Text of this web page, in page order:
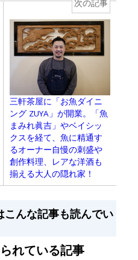
次の記事
三軒茶屋に「お魚ダイニ
ング ZUYA」が開業。「魚
まみれ眞吉」やベイシッ
クスを経て、魚に精通す
るオーナー自慢の刺盛や
創作料理、レアな洋酒も
揃える大人の隠れ家！
こんな記事も読んでい
れている記事